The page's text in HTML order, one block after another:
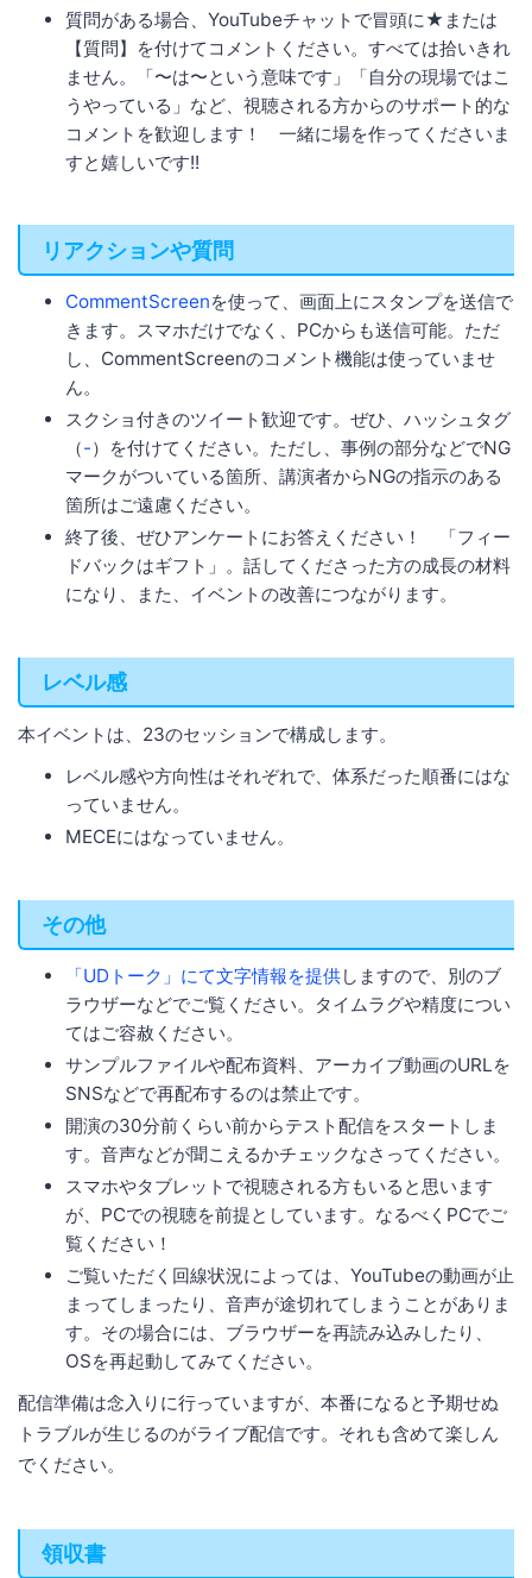
質問がある場合、YouTubeチャットで冒頭に★または
【質問】を付けてコメントください。すべては拾いきれ
ません。「〜は〜という意味です」「自分の現場ではこ
うやっている」など、視聴される方からのサポート的な
コメントを歓迎します！ 一緒に場を作ってくださいま
すと嬉しいです!!
リアクションや質問
CommentScreenを使って、画面上にスタンプを送信で
きます。スマホだけでなく、PCからも送信可能。ただ
し、CommentScreenのコメント機能は使っていませ
ん。
スクショ付きのツイート歓迎です。ぜひ、ハッシュタグ
（-）を付けてください。ただし、事例の部分などでNG
マークがついている箇所、講演者からNGの指示のある
箇所はご遠慮ください。
終了後、ぜひアンケートにお答えください！ 「フィー
ドバックはギフト」。話してくださった方の成長の材料
になり、また、イベントの改善につながります。
レベル感
本イベントは、23のセッションで構成します。
レベル感や方向性はそれぞれで、体系だった順番にはな
っていません。
MECEにはなっていません。
その他
「UDトーク」にて文字情報を提供しますので、別のブ
ラウザーなどでご覧ください。タイムラグや精度につい
てはご容赦ください。
サンプルファイルや配布資料、アーカイブ動画のURLを
SNSなどで再配布するのは禁止です。
開演の30分前くらい前からテスト配信をスタートしま
す。音声などが聞こえるかチェックなさってください。
スマホやタブレットで視聴される方もいると思います
が、PCでの視聴を前提としています。なるべくPCでご
覧ください！
ご覧いただく回線状況によっては、YouTubeの動画が止
まってしまったり、音声が途切れてしまうことがありま
す。その場合には、ブラウザーを再読み込みしたり、
OSを再起動してみてください。
配信準備は念入りに行っていますが、本番になると予期せぬ
トラブルが生じるのがライブ配信です。それも含めて楽しん
でください。
領収書